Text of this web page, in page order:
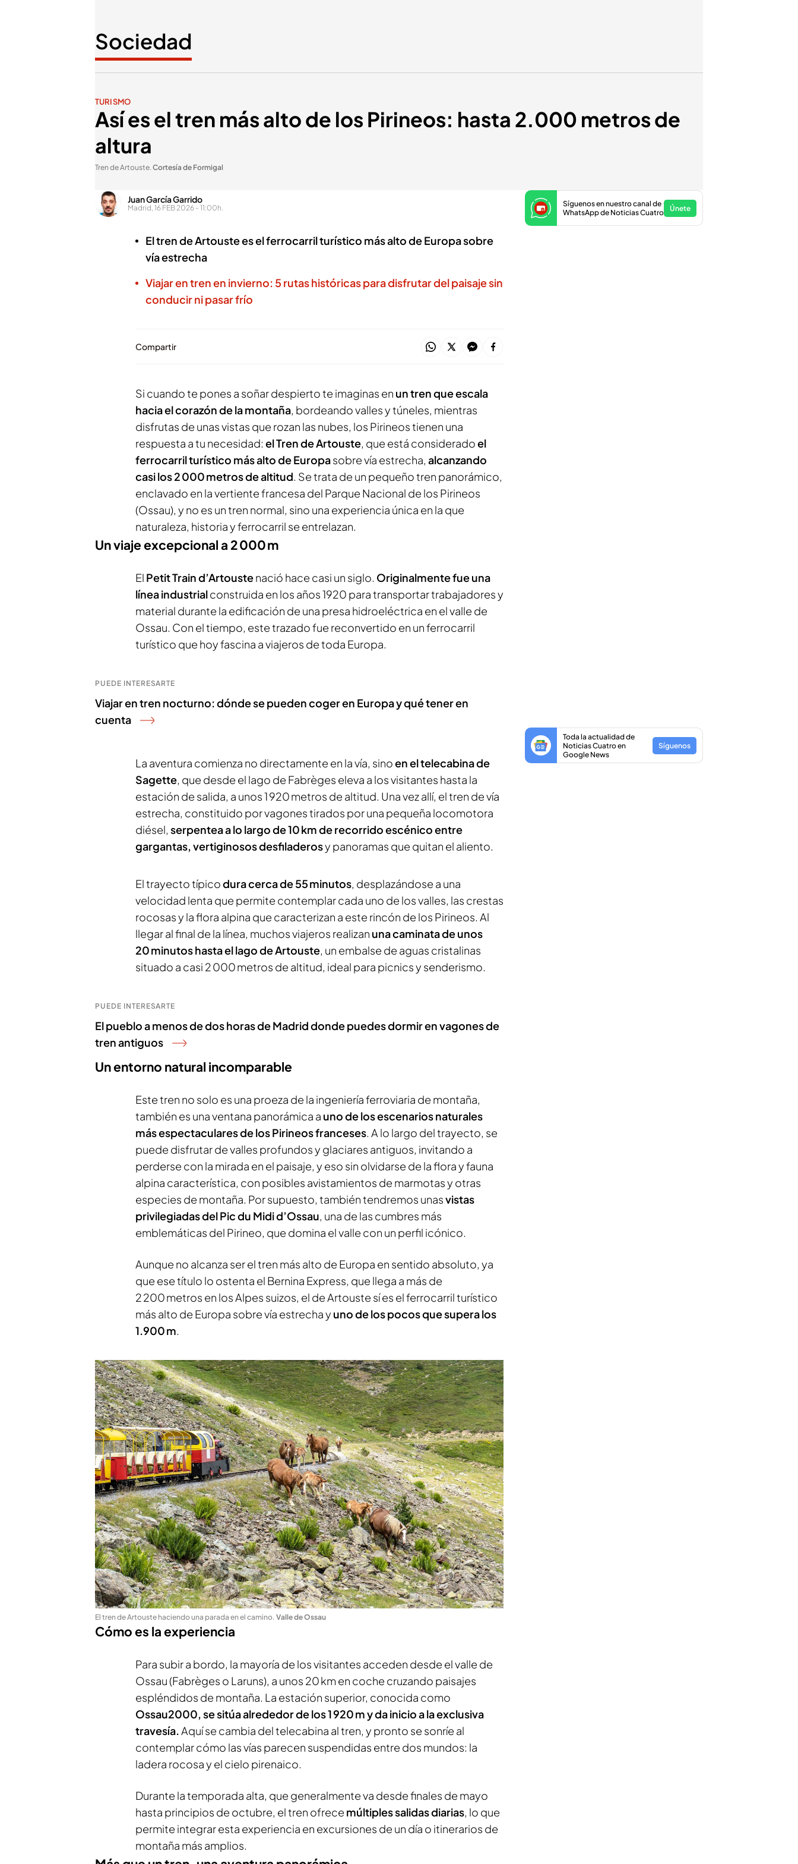
Sociedad
TURISMO
Así es el tren más alto de los Pirineos: hasta 2.000 metros de
altura
Tren de Artouste.Cortesía de Formigal
Juan García Garrido
Madrid, 16 FEB 2026 - 11:00h.
El tren de Artouste es el ferrocarril turístico más alto de Europa sobre
vía estrecha
Viajar en tren en invierno: 5 rutas históricas para disfrutar del paisaje sin
conducir ni pasar frío
Compartir
Si cuando te pones a soñar despierto te imaginas en un tren que escala
hacia el corazón de la montaña, bordeando valles y túneles, mientras
disfrutas de unas vistas que rozan las nubes, los Pirineos tienen una
respuesta a tu necesidad: el Tren de Artouste, que está consideradoel
ferrocarril turístico más alto de Europasobre vía estrecha, alcanzando
casi los 2 000 metros de altitud. Se trata de un pequeño tren panorámico,
enclavado en la vertiente francesa del Parque Nacional de los Pirineos
(Ossau), y no es un tren normal, sino una experiencia única en la que
naturaleza, historia y ferrocarril se entrelazan.
Un viaje excepcional a 2 000 m
El Petit Train d’Artoustenació hace casi un siglo. Originalmente fue una
línea industrialconstruida en los años 1920 para transportar trabajadores y
material durante la edificación de una presa hidroeléctrica en el valle de
Ossau. Con el tiempo, este trazado fue reconvertido en un ferrocarril
turístico que hoy fascina a viajeros de toda Europa.
PUEDE INTERESARTE
Viajar en tren nocturno: dónde se pueden coger en Europa y qué tener en
cuenta
La aventura comienza no directamente en la vía, sinoen el telecabina de
Sagette, que desde el lago de Fabrèges eleva a los visitantes hasta la
estación de salida, a unos 1 920 metros de altitud. Una vez allí, el tren de vía
estrecha, constituido por vagones tirados por una pequeña locomotora
diésel, serpentea a lo largo de 10 km de recorrido escénico entre
gargantas, vertiginosos desfiladerosy panoramas que quitan el aliento.
El trayecto típicodura cerca de 55 minutos, desplazándose a una
velocidad lenta que permite contemplar cada uno de los valles, las crestas
rocosas y la flora alpina que caracterizan a este rincón de los Pirineos. Al
llegar al final de la línea, muchos viajeros realizan una caminata de unos
20 minutos hasta el lago de Artouste, un embalse de aguas cristalinas
situado a casi 2 000 metros de altitud, ideal para picnics y senderismo.
PUEDE INTERESARTE
El pueblo a menos de dos horas de Madrid donde puedes dormir en vagones de
tren antiguos
Un entorno natural incomparable
Este tren no solo es una proeza de la ingeniería ferroviaria de montaña,
también es una ventana panorámica a uno de los escenarios naturales
más espectaculares de los Pirineos franceses. A lo largo del trayecto, se
puede disfrutar de valles profundos y glaciares antiguos, invitando a
perderse con la mirada en el paisaje, y eso sin olvidarse de la flora y fauna
alpina característica, con posibles avistamientos de marmotas y otras
especies de montaña. Por supuesto, también tendremos unasvistas
privilegiadas del Pic du Midi d’Ossau, una de las cumbres más
emblemáticas del Pirineo, que domina el valle con un perfil icónico.
Síguenos en nuestro canal de
WhatsApp de Noticias Cuatro
Únete
Aunque no alcanza ser el tren más alto de Europa en sentido absoluto, ya
que ese título lo ostenta el Bernina Express, que llega a más de
2 200 metros en los Alpes suizos, el de Artouste sí es el ferrocarril turístico
más alto de Europa sobre vía estrecha y uno de los pocos que supera los
1.900 m.
El tren de Artouste haciendo una parada en el camino. Valle de Ossau
Toda la actualidad de
Noticias Cuatro en
Google News
Síguenos
Cómo es la experiencia
Para subir a bordo, la mayoría de los visitantes acceden desde el valle de
Ossau (Fabrèges o Laruns), a unos 20 km en coche cruzando paisajes
espléndidos de montaña. La estación superior, conocida como
Ossau2000, se sitúa alrededor de los 1 920 m y da inicio a la exclusiva
travesía.Aquí se cambia del telecabina al tren, y pronto se sonríe al
contemplar cómo las vías parecen suspendidas entre dos mundos: la
ladera rocosa y el cielo pirenaico.
Durante la temporada alta, que generalmente va desde finales de mayo
hasta principios de octubre, el tren ofrece múltiples salidas diarias, lo que
permite integrar esta experiencia en excursiones de un día o itinerarios de
montaña más amplios.